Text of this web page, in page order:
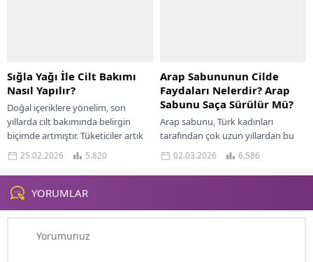
Sığla Yağı İle Cilt Bakımı
Nasıl Yapılır?
Doğal içeriklere yönelim, son
yıllarda cilt bakımında belirgin
biçimde artmıştır. Tüketiciler artık
yalnızca hızlı sonuç değil; güvenilir,
sürdürülebilir ve bilimsel...
25.02.2026 5.820
Arap Sabununun Cilde
Faydaları Nelerdir? Arap
Sabunu Saça Sürülür Mü?
Arap sabunu, Türk kadınları
tarafından çok uzun yıllardan bu
yana temizlik amacıyla kullanılıyor.
Tamamen doğal içeriği sayesinde
hem sağlık açısından...
02.03.2026 6.586
YORUMLAR